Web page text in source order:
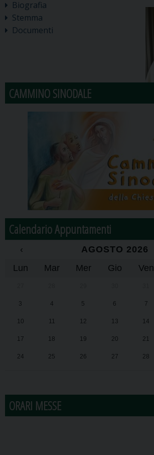
Biografia
Stemma
Documenti
CAMMINO SINODALE
Calendario Appuntamenti
‹ AGOSTO 2026
Lun
Mar Mer Gio Ven
3 4 5 6 7
10 11 12 13 14
17 18 19 20 21
24 25 26 27 28
ORARI MESSE